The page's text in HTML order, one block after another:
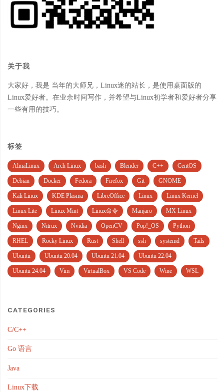
关于我
大家好，我是 当年的大师兄，Linux迷的站长，是使用桌面版的
Linux爱好者。在业余时间写作，并希望与Linux初学者和爱好者分享
一些有用的技巧。
标签
AlmaLinux Arch Linux bash Blender C++ CentOS
Debian Docker Fedora Firefox Git GNOME
Kali Linux KDE Plasma LibreOffice Linux Linux Kernel
Linux Lite Linux Mint Linux命令 Manjaro MX Linux
Nginx Nitrux Nvidia OpenCV Pop!_OS Python
RHEL Rocky Linux Rust Shell ssh systemd Tails
Ubuntu Ubuntu 20.04 Ubuntu 21.04 Ubuntu 22.04
Ubuntu 24.04 Vim VirtualBox VS Code Wine WSL
CATEGORIES
C/C++
Go 语言
Java
Linux下载